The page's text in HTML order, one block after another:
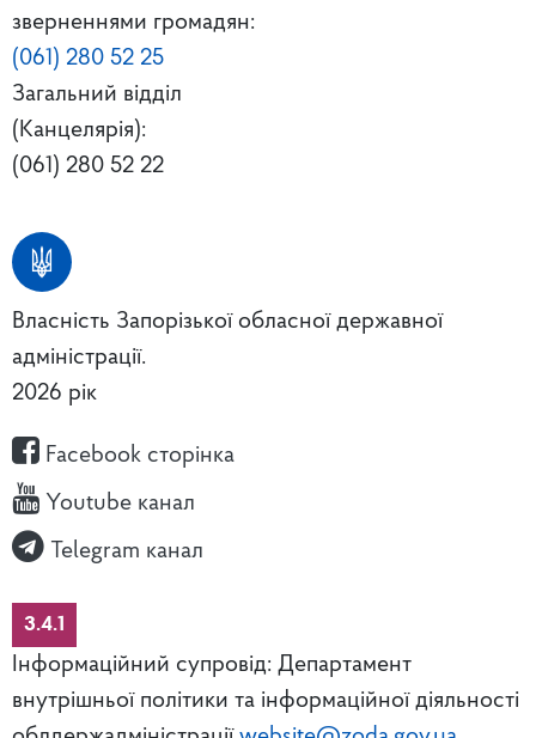
зверненнями громадян:
(061) 280 52 25
Загальний відділ
(Канцелярія):
(061) 280 52 22
Власність Запорізької обласної державної
адміністрації.
2026 рік
Facebook сторінка
Youtube канал
Telegram канал
3.4.1
Інформаційний супровід: Департамент
внутрішньої політики та інформаційної діяльності